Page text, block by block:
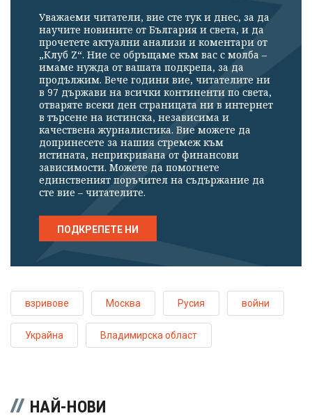
Уважаеми читатели, вие сте тук и днес, за да
научите новините от България и света, и да
прочетете актуални анализи и коментари от
„Клуб Z“. Ние се обръщаме към вас с молба –
имаме нужда от вашата подкрепа, за да
продължим. Вече години вие, читателите ни
в 97 държави на всички континенти по света,
отваряте всеки ден страницата ни в интернет
в търсене на истинска, независима и
качествена журналистика. Вие можете да
допринесете за нашия стремеж към
истината, неприкривана от финансови
зависимости. Можете да помогнете
единственият поръчител на съдържание да
сте вие – читателите.
ПОДКРЕПЕТЕ НИ
взривове Москва Русия войни
Украйна Владимирска област
НАЙ-НОВИ